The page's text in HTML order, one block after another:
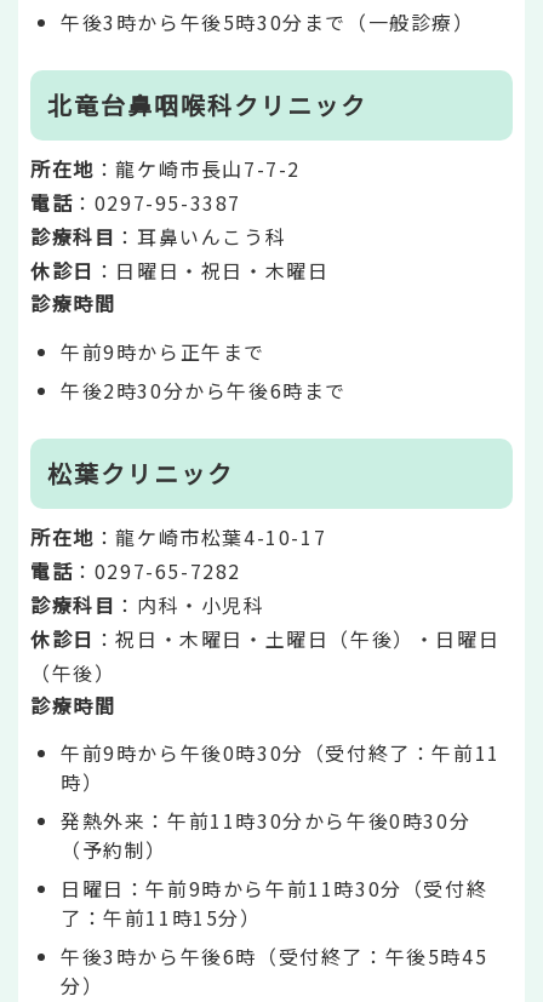
午後3時から午後5時30分まで（一般診療）
北竜台鼻咽喉科クリニック
所在地 ：龍ケ崎市長山7-7-2
電話 ：0297-95-3387
診療科目 ：耳鼻いんこう科
休診日 ：日曜日・祝日・木曜日
診療時間
午前9時から正午まで
午後2時30分から午後6時まで
松葉クリニック
所在地 ：龍ケ崎市松葉4-10-17
電話 ：0297-65-7282
診療科目 ：内科・小児科
休診日 ：祝日・木曜日・土曜日（午後）・日曜日
（午後）
診療時間
午前9時から午後0時30分（受付終了：午前11
時）
発熱外来：午前11時30分から午後0時30分
（予約制）
日曜日：午前9時から午前11時30分（受付終
了：午前11時15分）
午後3時から午後6時（受付終了：午後5時45
分）